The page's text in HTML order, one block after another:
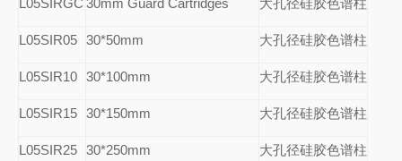
L05SIRGC 30mm Guard Cartridges 大孔径硅胶色谱柱
L05SIR05 30*50mm 大孔径硅胶色谱柱
L05SIR10 30*100mm 大孔径硅胶色谱柱
L05SIR15 30*150mm 大孔径硅胶色谱柱
L05SIR25 30*250mm 大孔径硅胶色谱柱